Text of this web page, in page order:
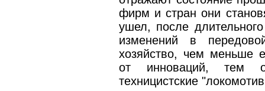
фирм и стран они
ушел, после
изменений в
хозяйство, чем меньше
от инноваций, тем
техницистские